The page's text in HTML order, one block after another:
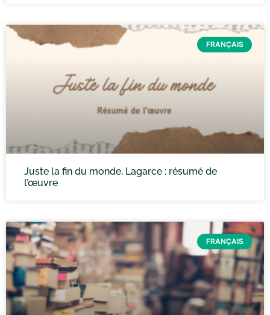
FRANÇAIS
Juste la fin du monde, Lagarce : résumé de
l’œuvre
FRANÇAIS